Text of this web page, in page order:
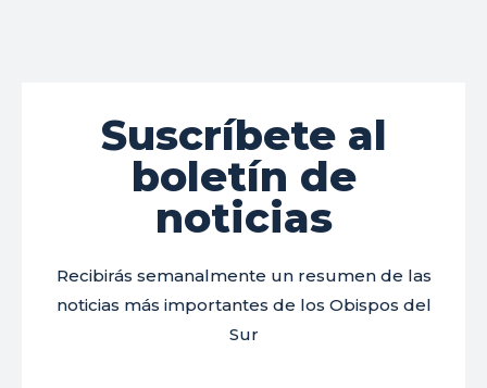
Suscríbete al
boletín de
noticias
Recibirás semanalmente un resumen de las
noticias más importantes de los Obispos del
Sur